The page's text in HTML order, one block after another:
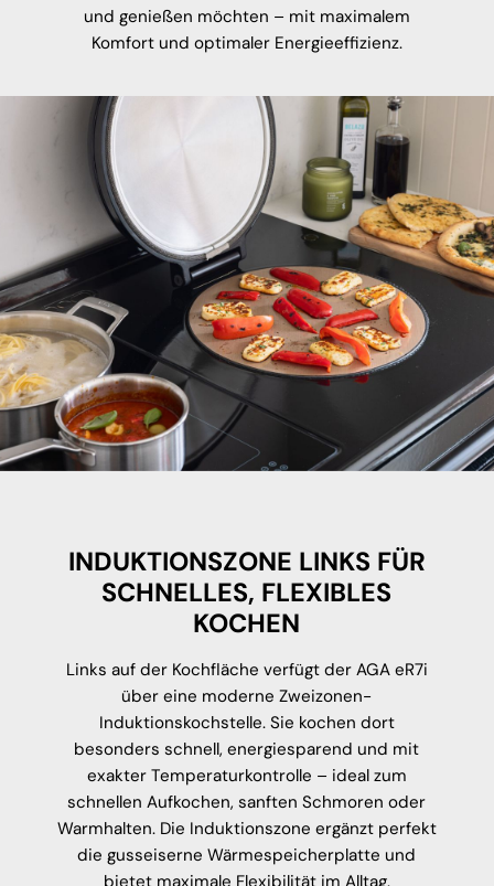
und genießen möchten – mit maximalem
Komfort und optimaler Energieeffizienz.
INDUKTIONSZONE LINKS FÜR
SCHNELLES, FLEXIBLES
KOCHEN
Links auf der Kochfläche verfügt der AGA eR7i
über eine moderne Zweizonen-
Induktionskochstelle. Sie kochen dort
besonders schnell, energiesparend und mit
exakter Temperaturkontrolle – ideal zum
schnellen Aufkochen, sanften Schmoren oder
Warmhalten. Die Induktionszone ergänzt perfekt
die gusseiserne Wärmespeicherplatte und
bietet maximale Flexibilität im Alltag.